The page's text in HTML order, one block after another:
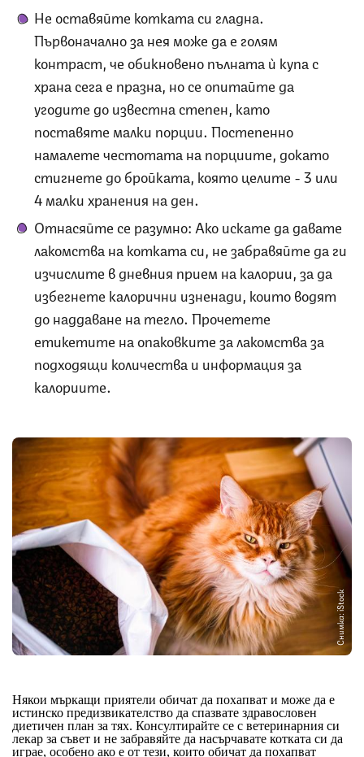
Не оставяйте котката си гладна.
Първоначално за нея може да е голям
контраст, че обикновено пълната ѝ купа с
храна сега е празна, но се опитайте да
угодите до известна степен, като
поставяте малки порции. Постепенно
намалете честотата на порциите, докато
стигнете до бройката, която целите - 3 или
4 малки хранения на ден.
Отнасяйте се разумно: Ако искате да давате
лакомства на котката си, не забравяйте да ги
изчислите в дневния прием на калории, за да
избегнете калорични изненади, които водят
до наддаване на тегло. Прочетете
етикетите на опаковките за лакомства за
подходящи количества и информация за
калориите.
Снимка: iStock
Някои мъркащи приятели обичат да похапват и може да е
истинско предизвикателство да спазвате здравословен
диетичен план за тях. Консултирайте се с ветеринарния си
лекар за съвет и не забравяйте да насърчавате котката си да
играе, особено ако е от тези, които обичат да похапват